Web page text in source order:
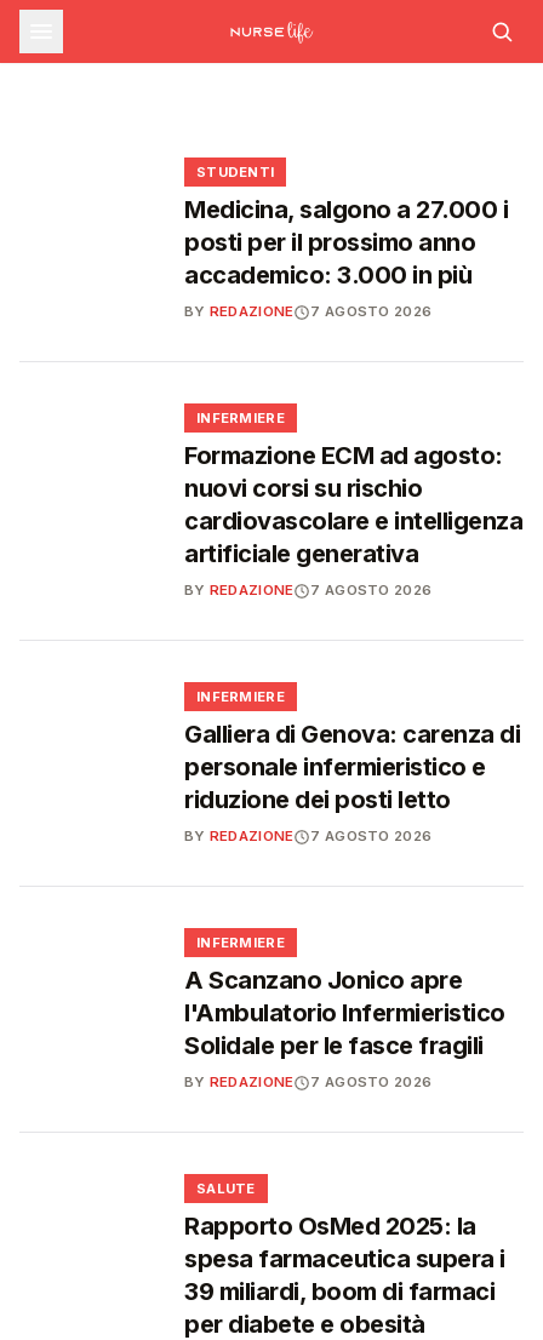
sfide che decideranno il futuro del
Ssn
Decreto PA e sanità: nuovo commissario per
le scorte Covid, liste d'attesa al Siveas e
INFERMIERE
Decreto PA: nuove regole per scorte Covid,
STUDENTI
Medicina, salgono a 27.000 i
posti per il prossimo anno
accademico: 3.000 in più
BY REDAZIONE 7 AGOSTO 2026
INFERMIERE
Formazione ECM ad agosto:
nuovi corsi su rischio
cardiovascolare e intelligenza
artificiale generativa
BY REDAZIONE 7 AGOSTO 2026
INFERMIERE
Galliera di Genova: carenza di
personale infermieristico e
riduzione dei posti letto
BY REDAZIONE 7 AGOSTO 2026
INFERMIERE
A Scanzano Jonico apre
l'Ambulatorio Infermieristico
Solidale per le fasce fragili
BY REDAZIONE 7 AGOSTO 2026
SALUTE
Rapporto OsMed 2025: la
spesa farmaceutica supera i
39 miliardi, boom di farmaci
per diabete e obesità